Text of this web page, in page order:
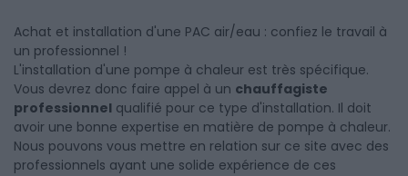
Achat et installation d'une PAC air/eau : confiez le travail à
un professionnel !
L'installation d'une pompe à chaleur est très spécifique.
Vous devrez donc faire appel à un chauffagiste
professionnel qualifié pour ce type d'installation. Il doit
avoir une bonne expertise en matière de pompe à chaleur.
Nous pouvons vous mettre en relation sur ce site avec des
professionnels ayant une solide expérience de ces